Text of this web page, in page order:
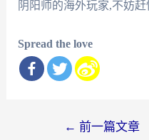
阴阳师的海外玩家,不妨
Spread the love
← 前一篇文章